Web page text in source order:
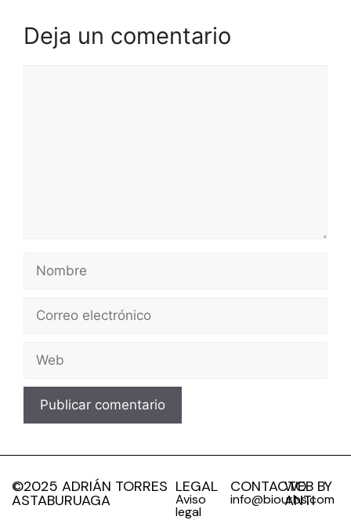
Deja un comentario
©2025 ADRIÁN TORRES
ASTABURUAGA
LEGAL
Aviso
legal
CONTACTO
info@biourbs.com
WEB BY
ANTI